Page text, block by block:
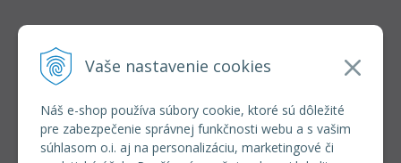
Vaše nastavenie cookies
Náš e-shop používa súbory cookie, ktoré sú dôležité
pre zabezpečenie správnej funkčnosti webu a s vašim
súhlasom o.i. aj na personalizáciu, marketingové či
INFOLINKA
+421 37 6586 731
VŠETKO O NÁKUPE